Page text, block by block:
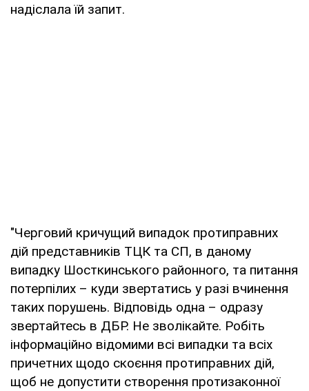
надіслала їй запит.
"Черговий кричущий випадок протиправних
дій представників ТЦК та СП, в даному
випадку Шосткинського районного, та питання
потерпілих – куди звертатись у разі вчинення
таких порушень. Відповідь одна – одразу
звертайтесь в ДБР. Не зволікайте. Робіть
інформаційно відомими всі випадки та всіх
причетних щодо скоєння протиправних дій,
щоб не допустити створення протизаконної